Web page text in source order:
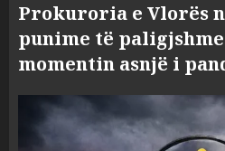
Prokuroria e Vlorës
punime të
momentin asnjë i